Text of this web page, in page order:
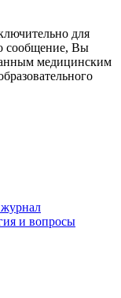
для
сообщение, Вы
медицинским
и вопросы